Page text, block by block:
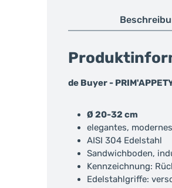
de Buyer -
Ø 20-32 cm
elegantes,
AISI 304 Edelstahl
Sandwichboden,
Kennzeichnung:
Edelstahlgriffe: